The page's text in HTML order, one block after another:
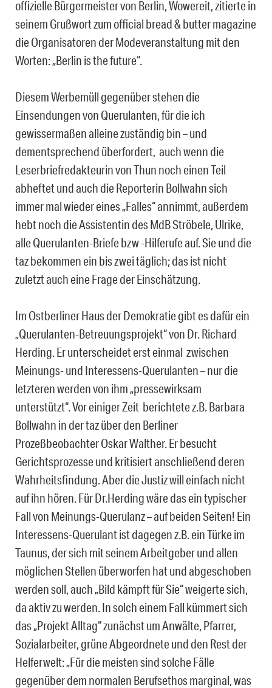
offizielle Bürgermeister von Berlin, Wowereit, zitierte in
seinem Grußwort zum official bread & butter magazine
die Organisatoren der Modeveranstaltung mit den
Worten: „Berlin is the future“.
Diesem Werbemüll gegenüber stehen die
Einsendungen von Querulanten, für die ich
gewissermaßen alleine zuständig bin – und
dementsprechend überfordert, auch wenn die
Leserbriefredakteurin von Thun noch einen Teil
abheftet und auch die Reporterin Bollwahn sich
immer mal wieder eines „Falles“ annimmt, außerdem
hebt noch die Assistentin des MdB Ströbele, Ulrike,
alle Querulanten-Briefe bzw -Hilferufe auf. Sie und die
taz bekommen ein bis zwei täglich; das ist nicht
zuletzt auch eine Frage der Einschätzung.
Im Ostberliner Haus der Demokratie gibt es dafür ein
„Querulanten-Betreuungsprojekt“ von Dr. Richard
Herding. Er unterscheidet erst einmal zwischen
Meinungs- und Interessens-Querulanten – nur die
letzteren werden von ihm „pressewirksam
unterstützt“. Vor einiger Zeit berichtete z.B. Barbara
Bollwahn in der taz über den Berliner
Prozeßbeobachter Oskar Walther. Er besucht
Gerichtsprozesse und kritisiert anschließend deren
Wahrheitsfindung. Aber die Justiz will einfach nicht
auf ihn hören. Für Dr.Herding wäre das ein typischer
Fall von Meinungs-Querulanz – auf beiden Seiten! Ein
Interessens-Querulant ist dagegen z.B. ein Türke im
Taunus, der sich mit seinem Arbeitgeber und allen
möglichen Stellen überworfen hat und abgeschoben
werden soll, auch „Bild kämpft für Sie“ weigerte sich,
da aktiv zu werden. In solch einem Fall kümmert sich
das „Projekt Alltag“ zunächst um Anwälte, Pfarrer,
Sozialarbeiter, grüne Abgeordnete und den Rest der
Helferwelt: „Für die meisten sind solche Fälle
gegenüber dem normalen Berufsethos marginal, was